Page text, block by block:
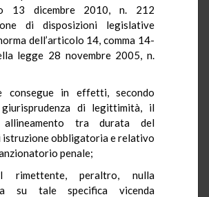
13 dicembre 2010, n. 212
di disposizioni legislative
dell’articolo 14, comma 14-
legge 28 novembre 2005, n.
consegue in effetti, secondo
di legittimità, il
allineamento tra durata del
istruzione obbligatoria e relativo
penale;
rimettente, peraltro, nulla
su tale specifica vicenda